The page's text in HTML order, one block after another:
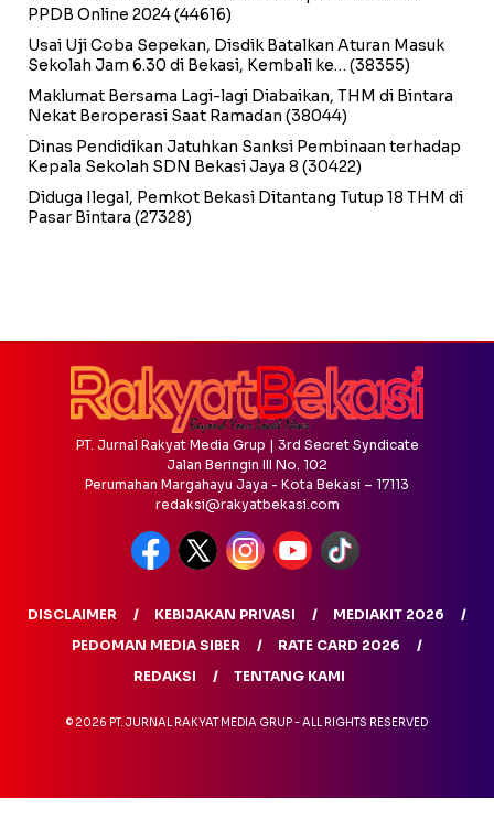
PPDB Online 2024(44616)
Usai Uji Coba Sepekan, Disdik Batalkan Aturan Masuk
Sekolah Jam 6.30 di Bekasi, Kembali ke… (38355)
Maklumat Bersama Lagi-lagi Diabaikan, THM di Bintara
Nekat Beroperasi Saat Ramadan (38044)
Dinas Pendidikan Jatuhkan Sanksi Pembinaan terhadap
Kepala Sekolah SDN Bekasi Jaya 8 (30422)
Diduga Ilegal, Pemkot Bekasi Ditantang Tutup 18 THM di
Pasar Bintara (27328)
PT. Jurnal Rakyat Media Grup | 3rd Secret Syndicate
Jalan Beringin III No. 102
Perumahan Margahayu Jaya - Kota Bekasi – 17113
redaksi@rakyatbekasi.com
DISCLAIMER KEBIJAKAN PRIVASI
MEDIAKIT 2026
PEDOMAN MEDIA SIBER
RATE CARD 2026
REDAKSI
TENTANG KAMI
© 2026 PT. JURNAL RAKYAT MEDIA GRUP - ALL RIGHTS RESERVED